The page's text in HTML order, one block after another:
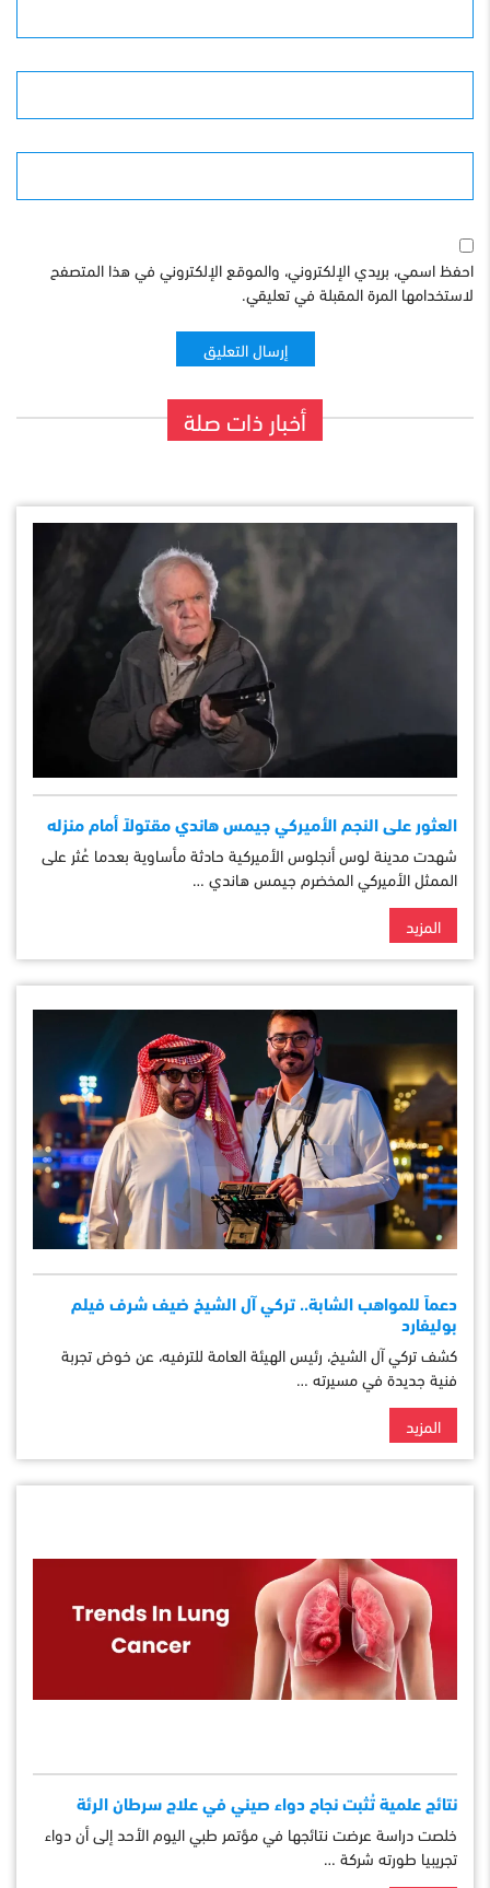
احفظ اسمي، بريدي الإلكتروني، والموقع الإلكتروني في هذا المتصفح
لاستخدامها المرة المقبلة في تعليقي.
أخبار ذات صلة
العثور على النجم الأميركي جيمس هاندي مقتولاً أمام منزله
شهدت مدينة لوس أنجلوس الأميركية حادثة مأساوية بعدما عُثر على
الممثل الأميركي المخضرم جيمس هاندي …
المزيد
دعماً للمواهب الشابة.. تركي آل الشيخ ضيف شرف فيلم
بوليفارد
كشف تركي آل الشيخ، رئيس الهيئة العامة للترفيه، عن خوض تجربة
فنية جديدة في مسيرته …
المزيد
نتائج علمية تُثبت نجاح دواء صيني في علاج سرطان الرئة
خلصت دراسة عرضت نتائجها في مؤتمر طبي اليوم الأحد إلى أن دواء
تجريبيا طورته شركة …